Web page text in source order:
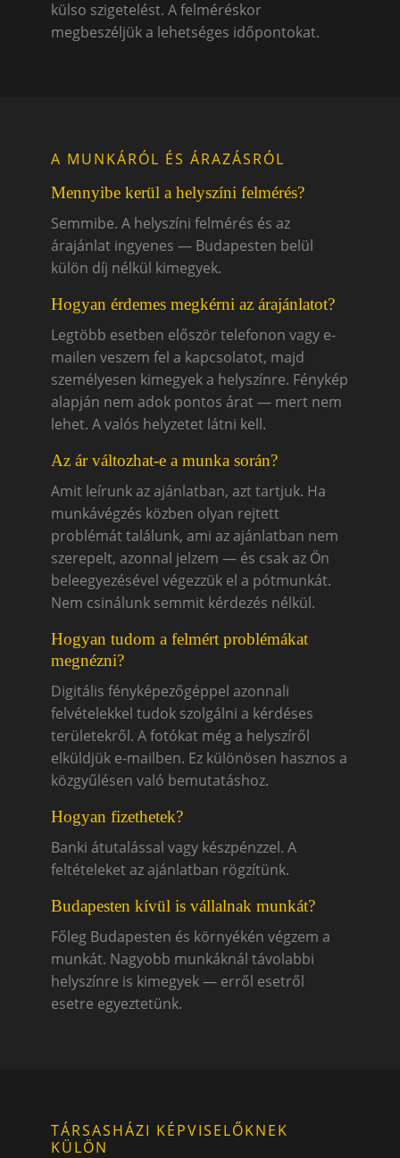
külso szigetelést. A felméréskor
megbeszéljük a lehetséges időpontokat.
A MUNKÁRÓL ÉS ÁRAZÁSRÓL
Mennyibe kerül a helyszíni felmérés?
Semmibe. A helyszíni felmérés és az
árajánlat ingyenes — Budapesten belül
külön díj nélkül kimegyek.
Hogyan érdemes megkérni az árajánlatot?
Legtöbb esetben először telefonon vagy e-
mailen veszem fel a kapcsolatot, majd
személyesen kimegyek a helyszínre. Fénykép
alapján nem adok pontos árat — mert nem
lehet. A valós helyzetet látni kell.
Az ár változhat-e a munka során?
Amit leírunk az ajánlatban, azt tartjuk. Ha
munkávégzés közben olyan rejtett
problémát találunk, ami az ajánlatban nem
szerepelt, azonnal jelzem — és csak az Ön
beleegyezésével végezzük el a pótmunkát.
Nem csinálunk semmit kérdezés nélkül.
Hogyan tudom a felmért problémákat
megnézni?
Digitális fényképezőgéppel azonnali
felvételekkel tudok szolgálni a kérdéses
területekről. A fotókat még a helyszíről
elküldjük e-mailben. Ez különösen hasznos a
közgyűlésen való bemutatáshoz.
Hogyan fizethetek?
Banki átutalással vagy készpénzzel. A
feltételeket az ajánlatban rögzítünk.
Budapesten kívül is vállalnak munkát?
Főleg Budapesten és környékén végzem a
munkát. Nagyobb munkáknál távolabbi
helyszínre is kimegyek — erről esetről
esetre egyeztetünk.
TÁRSASHÁZI KÉPVISELŐKNEK
KÜLÖN